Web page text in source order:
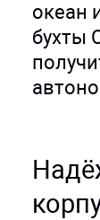
океан
бухты